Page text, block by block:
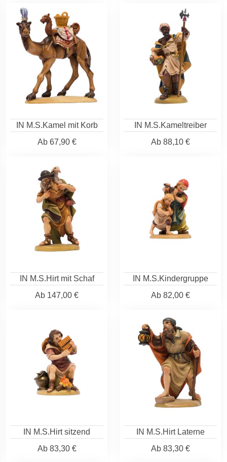
IN M.S.Kamel mit Korb
Ab67,90 €
IN M.S.Kameltreiber
Ab88,10 €
IN M.S.Hirt mit Schaf
Ab 147,00 €
IN M.S.Kindergruppe
Ab82,00 €
IN M.S.Hirt sitzend
Ab83,30 €
IN M.S.Hirt Laterne
Ab83,30 €